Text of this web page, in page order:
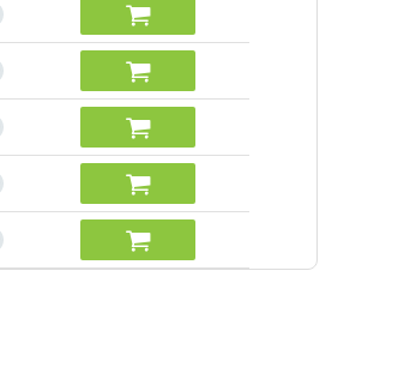




